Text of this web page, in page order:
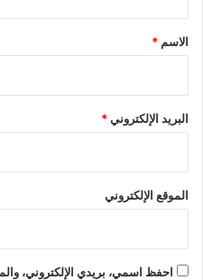
*
الاسم *
البريد الإلكتروني*
الموقع الإلكتروني
احفظ اسمي، بريدي الإلكتروني،